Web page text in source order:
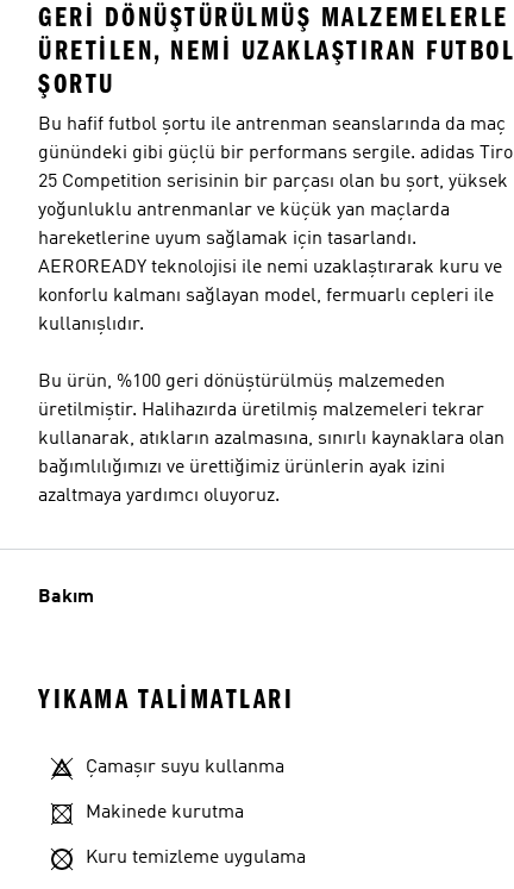
GERI DÖNÜŞTÜRÜLMÜŞ MALZEMELERLE
ÜRETILEN, NEMI UZAKLAŞTIRAN FUTBOL
ŞORTU
Bu hafif futbol şortu ile antrenman seanslarında da maç
günündeki gibi güçlü bir performans sergile. adidas Tiro
25 Competition serisinin bir parçası olan bu şort, yüksek
yoğunluklu antrenmanlar ve küçük yan maçlarda
hareketlerine uyum sağlamak için tasarlandı.
AEROREADY teknolojisi ile nemi uzaklaştırarak kuru ve
konforlu kalmanı sağlayan model, fermuarlı cepleri ile
kullanışlıdır.
Bu ürün, %100 geri dönüştürülmüş malzemeden
üretilmiştir. Halihazırda üretilmiş malzemeleri tekrar
kullanarak, atıkların azalmasına, sınırlı kaynaklara olan
bağımlılığımızı ve ürettiğimiz ürünlerin ayak izini
azaltmaya yardımcı oluyoruz.
Bakım
YIKAMA TALIMATLARI
Çamaşır suyu kullanma
Makinede kurutma
Kuru temizleme uygulama